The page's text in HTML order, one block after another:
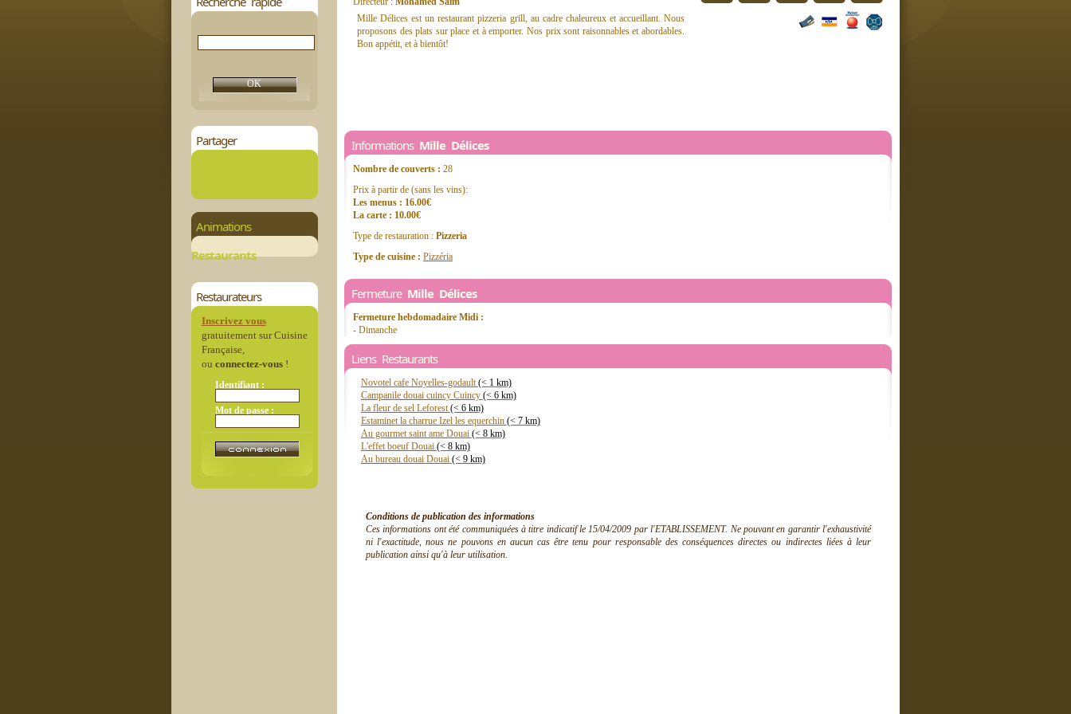
Partager
Animations
Restaurants
Restaurateurs
Inscrivez vous
gratuitement sur Cuisine
Française,
ou connectez-vous!
Identifiant :
Mot de passe :
Mille Délices est un restaurant pizzeria grill, au cadre chaleureux et accueillant. Nous
proposons des plats sur place et à emporter. Nos prix sont raisonnables et abordables.
Bon appétit, et à bientôt!
Informations Mille Délices
Nombre de couverts : 28
Prix à partir de (sans les vins):
Les menus : 16.00€
La carte : 10.00€
Type de restauration : Pizzeria
Type de cuisine : Pizzéria
Fermeture Mille Délices
Fermeture hebdomadaire Midi :
- Dimanche
Liens Restaurants
Novotel cafe Noyelles-godault(< 1 km)
Campanile douai cuincy Cuincy (< 6 km)
La fleur de sel Leforest(< 6 km)
Estaminet la charrue Izel les equerchin (< 7 km)
Au gourmet saint ame Douai (< 8 km)
L'effet boeuf Douai (< 8 km)
Au bureau douai Douai (< 9 km)
Conditions de publication des informations
Ces informations ont été communiquées à titre indicatif le 15/04/2009 par l'ETABLISSEMENT. Ne pouvant en garantir l'exhaustivité
ni l'exactitude, nous ne pouvons en aucun cas être tenu pour responsable des conséquences directes ou indirectes liées à leur
publication ainsi qu'à leur utilisation.